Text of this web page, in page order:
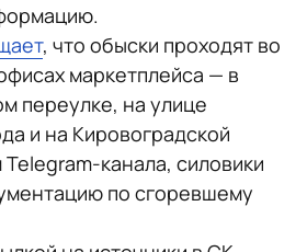
, что обыски проходят во
маркетплейса — в
переулке, на улице
и на Кировоградской
канала, силовики
по сгоревшему